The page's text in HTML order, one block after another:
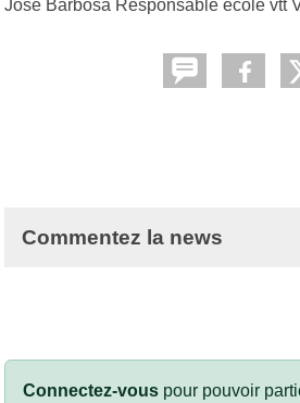
José Barbosa Responsable école vtt
Commentez la news
Connectez-vous pour pouvoir